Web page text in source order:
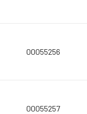
00055256
00055257